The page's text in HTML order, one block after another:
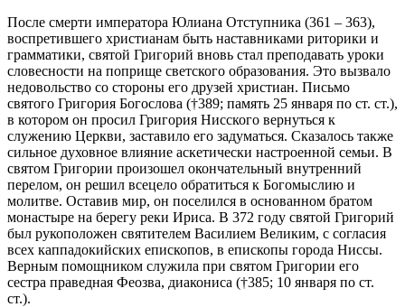
После смерти императора Юлиана Отступника (361 – 363),
воспретившего христианам быть наставниками риторики и
грамматики, святой Григорий вновь стал преподавать уроки
словесности на поприще светского образования. Это вызвало
недовольство со стороны его друзей христиан. Письмо
святого Григория Богослова (†389; память 25 января по ст. ст.),
в котором он просил Григория Нисского вернуться к
служению Церкви, заставило его задуматься. Сказалось также
сильное духовное влияние аскетически настроенной семьи. В
святом Григории произошел окончательный внутренний
перелом, он решил всецело обратиться к Богомыслию и
молитве. Оставив мир, он поселился в основанном братом
монастыре на берегу реки Ириса. В 372 году святой Григорий
был рукоположен святителем Василием Великим, с согласия
всех каппадокийских епископов, в епископы города Ниссы.
Верным помощником служила при святом Григории его
сестра праведная Феозва, диакониса (†385; 10 января по ст.
ст.).